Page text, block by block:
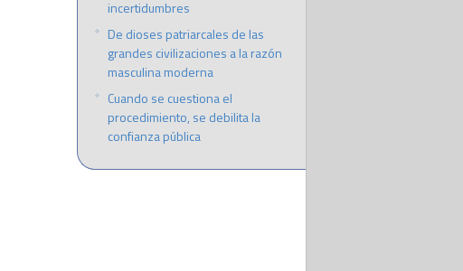
incertidumbres
De dioses patriarcales de las
grandes civilizaciones a la razón
masculina moderna
Cuando se cuestiona el
procedimiento, se debilita la
confianza pública